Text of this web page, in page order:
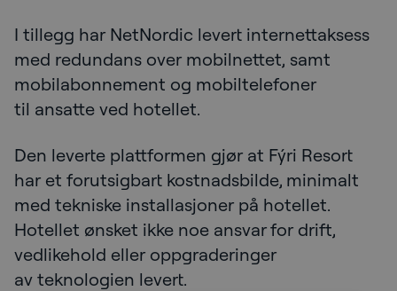
I tillegg har NetNordic levert internettaksess
med redundans over mobilnettet, samt
mobilabonnement og mobiltelefoner
til ansatte ved hotellet.
Den leverte plattformen gjør at Fýri Resort
har et forutsigbart kostnadsbilde, minimalt
med tekniske installasjoner på hotellet.
Hotellet ønsket ikke noe ansvar for drift,
vedlikehold eller oppgraderinger
av teknologien levert.